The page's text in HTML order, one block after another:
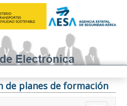
de planes de formación